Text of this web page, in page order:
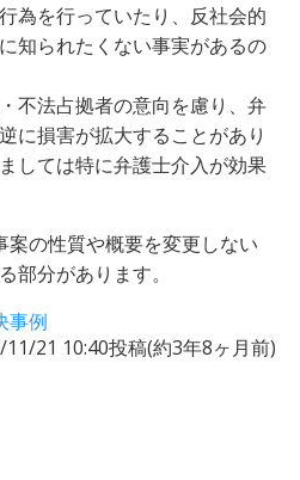
為を行っていたり、反社会的
知られたくない事実があるの
不法占拠者の意向を慮り、弁
に損害が拡大することがあり
しては特に弁護士介入が効果
の性質や概要を変更しない
部分があります。
事例
11/21 10:40投稿(約3年8ヶ月前)